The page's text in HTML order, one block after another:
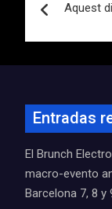
de
Aquest
Entradas
El Brunch
macro-evento
Barcelona 7, 8 y